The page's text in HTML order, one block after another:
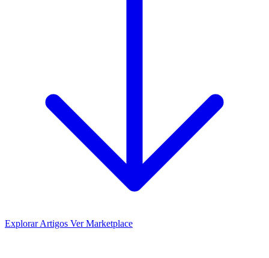
Explorar Artigos Ver Marketplace